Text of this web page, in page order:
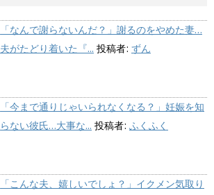
「なんで謝らないんだ？」謝るのをやめた妻…
夫がたどり着いた『... 投稿者: ずん
「今まで通りじゃいられなくなる？」妊娠を知
らない彼氏…大事な... 投稿者: ふくふく
「こんな夫、嬉しいでしょ？」イクメン気取り